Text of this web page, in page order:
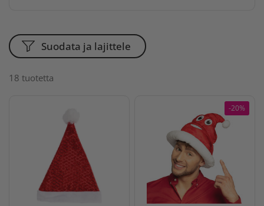
18 tuotetta
Suodata ja lajittele
-20%